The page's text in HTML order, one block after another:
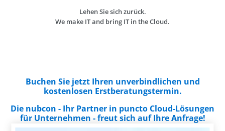
Lehen Sie sich zurück.
We make IT and bring IT in the Cloud.
Buchen Sie jetzt Ihren unverbindlichen und
kostenlosen Erstberatungstermin.
Die nubcon - Ihr Partner in puncto Cloud-Lösungen
für Unternehmen - freut sich auf Ihre Anfrage!